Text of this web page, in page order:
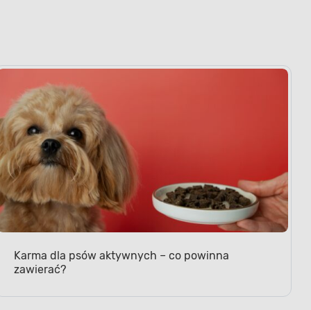
Karma dla psów aktywnych – co powinna
zawierać?